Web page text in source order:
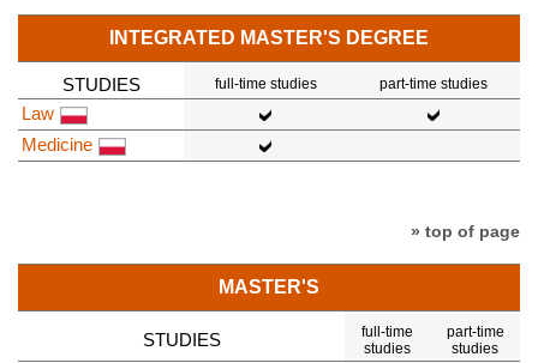
INTEGRATED MASTER'S DEGREE
STUDIES full-time studies part-time studies
Law
Medicine
» top of page
MASTER'S
STUDIES
full-time
studies
part-time
studies